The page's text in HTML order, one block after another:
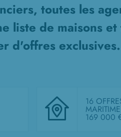
toutes les
liste de maisons
d'offres exclusives.
16 OFFRES DANS LA
169 000